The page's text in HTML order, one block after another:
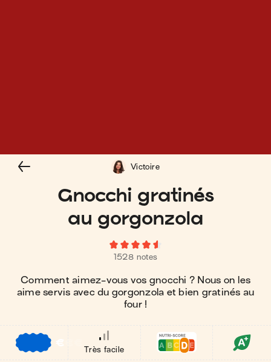
Gnocchi gratinés
au gorgonzola
1528 notes
Comment aimez-vous vos gnocchi ? Nous on les
aime servis avec du gorgonzola et bien gratinés au
four !
Victoire
€
Très facile